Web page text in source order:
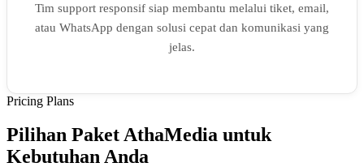
Tim support responsif siap membantu melalui tiket, email,
atau WhatsApp dengan solusi cepat dan komunikasi yang
jelas.
Pricing Plans
Pilihan Paket AthaMedia untuk
Kebutuhan Anda